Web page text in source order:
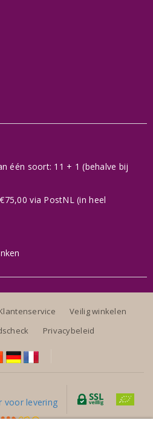
één soort: 11 + 1 (behalve bij
via PostNL (in heel
Veilig winkelen
Privacybeleid